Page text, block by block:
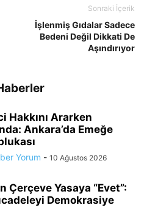
Sonraki İçerik
İşlenmiş Gıdalar Sadece
Bedeni Değil Dikkati De
Aşındırıyor
Hakkını Ararken
Ankara’da Emeğe
Yorum - 10 Ağustos 2026
Çerçeve Yasaya “Evet”:
Demokrasiye